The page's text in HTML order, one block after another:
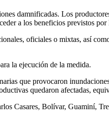
damnificadas. Los
a los beneficios previstos
oficiales o mixtas, así
la ejecución de la medida.
que provocaron
quedaron afectadas,
Casares, Bolívar, Guaminí,